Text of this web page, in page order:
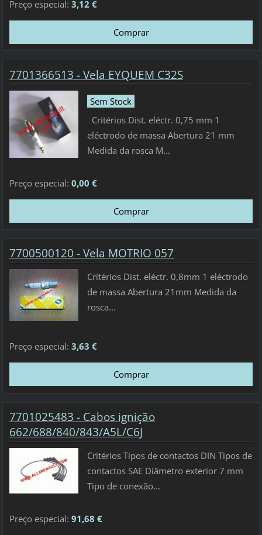
Preço especial: 3,12 €
7701366513 - Vela EYQUEM C32S
Sem Stock
Critérios Dist. eléctr. 0,75 mm 1
eléctrodo de massa Abertura 21 mm
Medida da rosca M...
Preço especial: 0,00 €
7700500120 - Vela MOTRIO 057
Critérios Dist. eléctr. 0,8mm 1 eléctrodo
de massa Abertura 21mm Medida da
rosca...
Preço especial: 3,63 €
7701025483 - Cabos ignição
662/688/840/843/A5L/C6J
Critérios Tipos de contactos DIN Tipos de
contactos SAE Diâmetro exterior 7 mm
Tipo de conexão...
Preço especial: 91,68 €